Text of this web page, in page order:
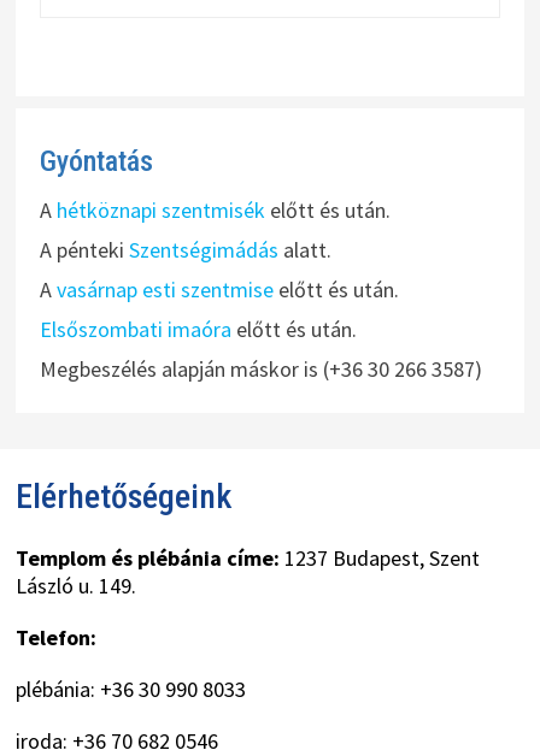
Gyóntatás
A hétköznapi szentmisékelőtt és után.
A pénteki Szentségimádás alatt.
Avasárnap esti szentmiseelőtt és után.
Elsőszombati imaóra előtt és után.
Megbeszélés alapján máskor is (+36 30 266 3587)
Elérhetőségeink
Templom és plébánia címe: 1237 Budapest, Szent
László u. 149.
Telefon:
plébánia: +36 30 990 8033
iroda: +36 70 682 0546